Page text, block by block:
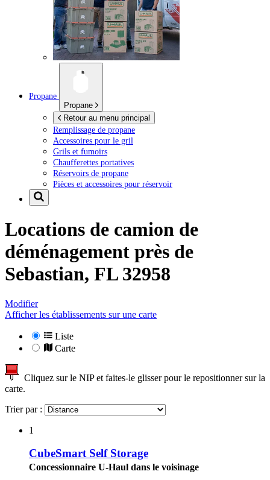
Propane
Propane
Retour au menu principal
Remplissage de propane
Accessoires pour le gril
Grils et fumoirs
Chaufferettes portatives
Réservoirs de propane
Pièces et accessoires pour réservoir
Locations de camion de
déménagement près de
Sebastian, FL 32958
Modifier
Afficher les établissements sur une carte
Liste
Carte
Cliquez sur le NIP et faites-le glisser pour le repositionner sur la
carte.
Trier par :
1
CubeSmart Self Storage
Concessionnaire U-Haul dans le voisinage